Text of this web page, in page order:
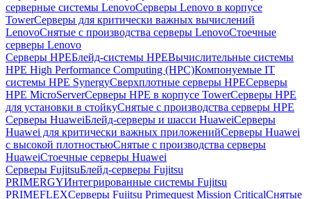
серверные системы LenovoСерверы Lenovo в корпусе
TowerСерверы для критически важных вычислений
LenovoСнятые с производства серверы LenovoСтоечные
серверы Lenovo
Серверы HPEБлейд-системы HPEВычислительные системы
HPE High Performance Computing (HPC)Компонуемые IT
системы HPE SynergyСверхплотные серверы HPEСерверы
HPE MicroServerСерверы HPE в корпусе TowerСерверы HPE
для установки в стойкуСнятые с производства серверы HPE
Серверы HuaweiБлейд-серверы и шасси HuaweiСерверы
Huawei для критически важных приложенийСерверы Huawei
с высокой плотностьюСнятые с производства серверы
HuaweiСтоечные серверы Huawei
Серверы FujitsuБлейд-серверы Fujitsu
PRIMERGYИнтегрированные системы Fujitsu
PRIMEFLEXСерверы Fujitsu Primequest Mission CriticalСнятые